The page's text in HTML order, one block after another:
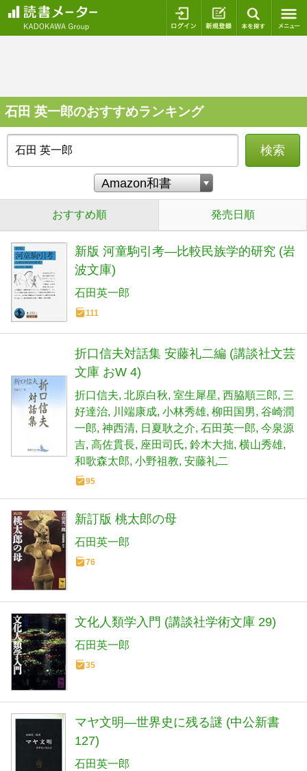
ログイン 新規登録
石田 英一郎のおすすめランキング
検索
おすすめ順 発売日順
新版 河童駒引考―比較民族学的研究 (岩
波文庫)
石田英一郎
111
折口信夫対話集 安藤礼二編 (講談社文芸
文庫 おW 4)
折口信夫 北原白秋 室生犀星 西脇順三郎 三
好達治
川端康成 小林秀雄 柳田国男 谷崎潤
一郎 神西清 日夏耿之介 石田英一郎 今泉源
吉 高佐貫長 座田司氏 鈴木大拙 横山秀雄
和歌森太郎 小野祖教 安藤礼二
95
新訂版 桃太郎の母
石田英一郎
76
文化人類学入門 (講談社学術文庫 29)
石田英一郎
35
マヤ文明―世界史に残る謎 (中公新書
127)
石田英一郎